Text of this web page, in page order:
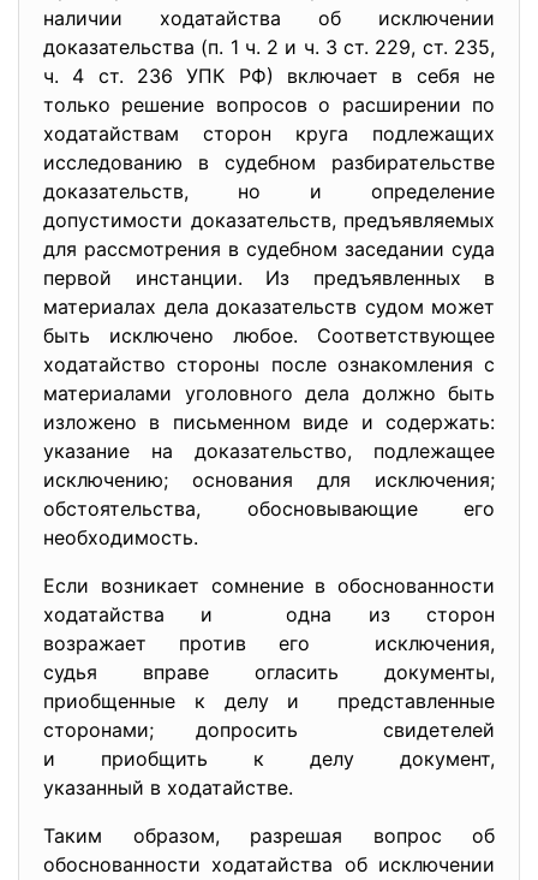
наличии ходатайства об исключении
доказательства (п. 1 ч. 2 и ч. 3 ст. 229, ст. 235,
ч. 4 ст. 236 УПК РФ) включает в себя не
только решение вопросов о расширении по
ходатайствам сторон круга подлежащих
исследованию в судебном разбирательстве
доказательств, но и определение
допустимости доказательств, предъявляемых
для рассмотрения в судебном заседании суда
первой инстанции. Из предъявленных в
материалах дела доказательств судом может
быть исключено любое. Соответствующее
ходатайство стороны после ознакомления с
материалами уголовного дела должно быть
изложено в письменном виде и содержать:
указание на доказательство, подлежащее
исключению; основания для исключения;
обстоятельства, обосновывающие его
необходимость.
Если возникает сомнение в обоснованности
ходатайства и одна из сторон
возражает против его исключения,
судья вправе огласить документы,
приобщенные к делу и представленные
сторонами; допросить свидетелей
и приобщить к делу документ,
указанный в ходатайстве.
Таким образом, разрешая вопрос об
обоснованности ходатайства об исключении